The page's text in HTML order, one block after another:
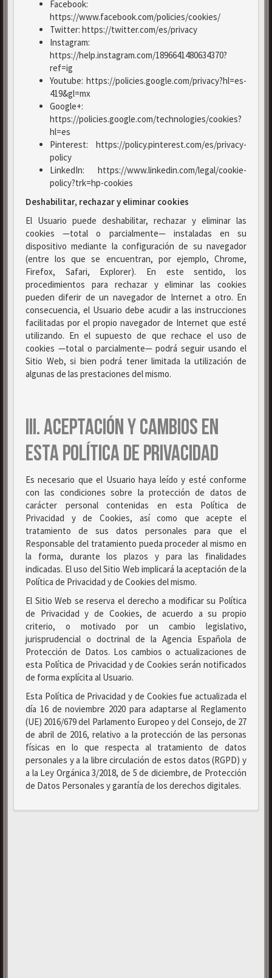
Facebook:
https://www.facebook.com/policies/cookies/
Twitter: https://twitter.com/es/privacy
Instagram:
https://help.instagram.com/1896641480634370?
ref=ig
Youtube: https://policies.google.com/privacy?hl=es-
419&gl=mx
Google+:
https://policies.google.com/technologies/cookies?
hl=es
Pinterest: https://policy.pinterest.com/es/privacy-
policy
LinkedIn: https://www.linkedin.com/legal/cookie-
policy?trk=hp-cookies
Deshabilitar, rechazar y eliminar cookies
El Usuario puede deshabilitar, rechazar y eliminar las
cookies —total o parcialmente— instaladas en su
dispositivo mediante la configuración de su navegador
(entre los que se encuentran, por ejemplo, Chrome,
Firefox, Safari, Explorer). En este sentido, los
procedimientos para rechazar y eliminar las cookies
pueden diferir de un navegador de Internet a otro. En
consecuencia, el Usuario debe acudir a las instrucciones
facilitadas por el propio navegador de Internet que esté
utilizando. En el supuesto de que rechace el uso de
cookies —total o parcialmente— podrá seguir usando el
Sitio Web, si bien podrá tener limitada la utilización de
algunas de las prestaciones del mismo.
III. ACEPTACIÓN Y CAMBIOS EN
ESTA POLÍTICA DE PRIVACIDAD
Es necesario que el Usuario haya leído y esté conforme
con las condiciones sobre la protección de datos de
carácter personal contenidas en esta Política de
Privacidad y de Cookies, así como que acepte el
tratamiento de sus datos personales para que el
Responsable del tratamiento pueda proceder al mismo en
la forma, durante los plazos y para las finalidades
indicadas. El uso del Sitio Web implicará la aceptación de la
Política de Privacidad y de Cookies del mismo.
El Sitio Web se reserva el derecho a modificar su Política
de Privacidad y de Cookies, de acuerdo a su propio
criterio, o motivado por un cambio legislativo,
jurisprudencial o doctrinal de la Agencia Española de
Protección de Datos. Los cambios o actualizaciones de
esta Política de Privacidad y de Cookies serán notificados
de forma explícita al Usuario.
Esta Política de Privacidad y de Cookies fue actualizada el
día 16 de noviembre 2020 para adaptarse al Reglamento
(UE) 2016/679 del Parlamento Europeo y del Consejo, de 27
de abril de 2016, relativo a la protección de las personas
físicas en lo que respecta al tratamiento de datos
personales y a la libre circulación de estos datos (RGPD) y
a la Ley Orgánica 3/2018, de 5 de diciembre, de Protección
de Datos Personales y garantía de los derechos digitales.